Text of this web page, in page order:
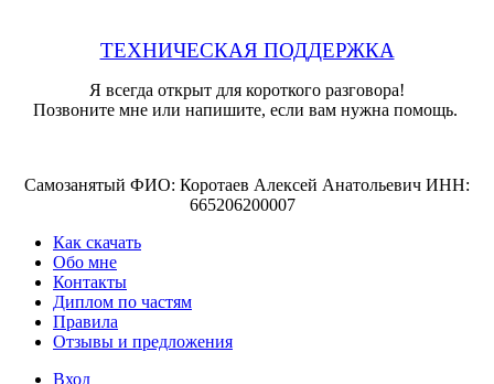
ТЕХНИЧЕСКАЯ ПОДДЕРЖКА
Я всегда открыт для короткого разговора!
Позвоните мне или напишите, если вам нужна помощь.
Самозанятый ФИО: Коротаев Алексей Анатольевич ИНН:
665206200007
Как скачать
Обо мне
Контакты
Диплом по частям
Правила
Отзывы и предложения
Вход